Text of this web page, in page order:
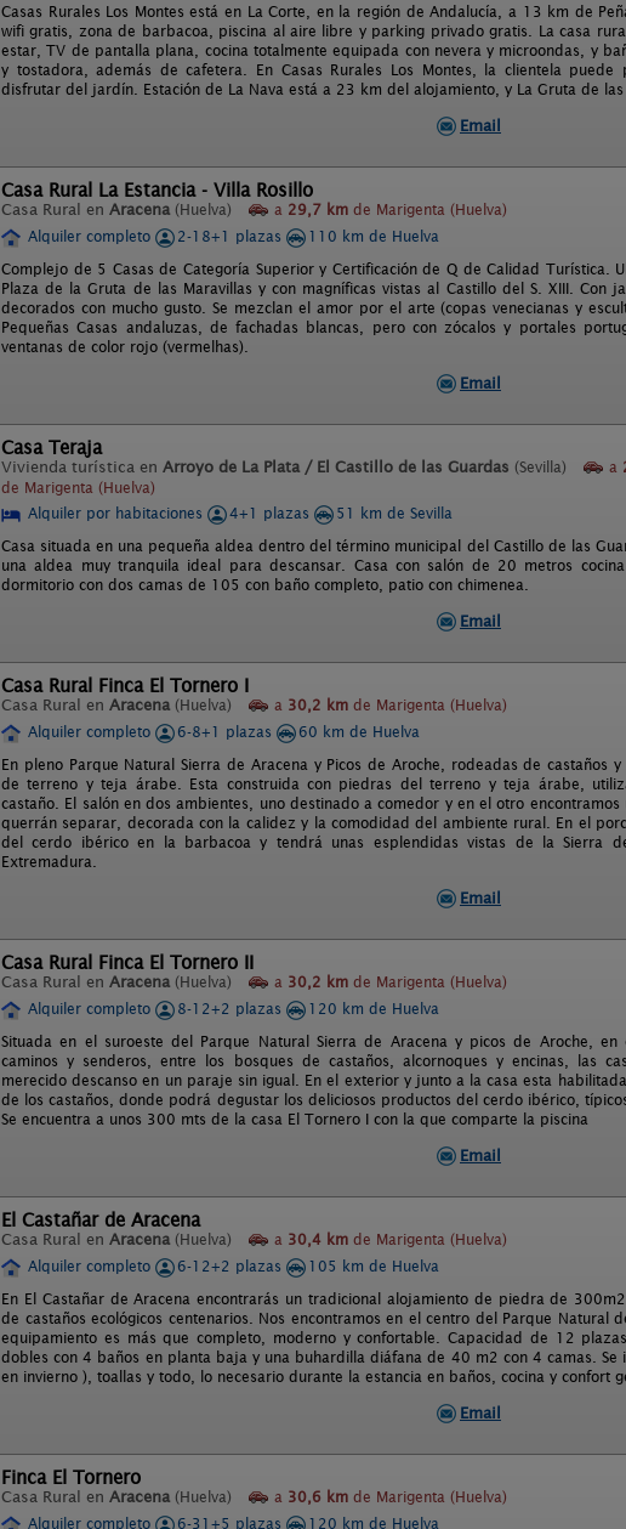
Casas Rurales Los Montes está en La Corte, en la región de Andalucía, a 13 km de
wifi gratis, zona de barbacoa, piscina al aire libre y parking privado gratis. La casa
estar, TV de pantalla plana, cocina totalmente equipada con nevera y microondas, y
y tostadora, además de cafetera. En Casas Rurales Los Montes, la clientela
disfrutar del jardín. Estación de La Nava está a 23 km del alojamiento, y La Gruta de las
Email
Casa Rural La Estancia - Villa Rosillo
Casa Rural en Aracena (Huelva) a 29,7 km de Marigenta (Huelva)
Alquiler completo
2-18+1 plazas
110 km de Huelva
Complejo de 5 Casas de Categoría Superior y Certificación de Q de Calidad Turística.
Plaza de la Gruta de las Maravillas y con magníficas vistas al Castillo del S. XIII. Con
decorados con mucho gusto. Se mezclan el amor por el arte (copas venecianas y
Pequeñas Casas andaluzas, de fachadas blancas, pero con zócalos y portales
ventanas de color rojo (vermelhas).
Email
Casa Teraja
Vivienda turística en Arroyo de La Plata / El Castillo de las Guardas (Sevilla) a
de Marigenta (Huelva)
Alquiler por habitaciones 4+1 plazas
51 km de Sevilla
Casa situada en una pequeña aldea dentro del término municipal del Castillo de las
una aldea muy tranquila ideal para descansar. Casa con salón de 20 metros
dormitorio con dos camas de 105 con baño completo, patio con chimenea.
Email
Casa Rural Finca El Tornero I
Casa Rural en Aracena (Huelva) a 30,2 km de Marigenta (Huelva)
Alquiler completo
6-8+1 plazas
60 km de Huelva
En pleno Parque Natural Sierra de Aracena y Picos de Aroche, rodeadas de castaños
de terreno y teja árabe. Esta construida con piedras del terreno y teja árabe,
castaño. El salón en dos ambientes, uno destinado a comedor y en el otro
querrán separar, decorada con la calidez y la comodidad del ambiente rural. En el
del cerdo ibérico en la barbacoa y tendrá unas esplendidas vistas de la Sierra
Extremadura.
Email
Casa Rural Finca El Tornero II
Casa Rural en Aracena (Huelva) a 30,2 km de Marigenta (Huelva)
Alquiler completo
8-12+2 plazas
120 km de Huelva
Situada en el suroeste del Parque Natural Sierra de Aracena y picos de Aroche,
caminos y senderos, entre los bosques de castaños, alcornoques y encinas, las
merecido descanso en un paraje sin igual. En el exterior y junto a la casa esta
de los castaños, donde podrá degustar los deliciosos productos del cerdo ibérico,
Se encuentra a unos 300 mts de la casa El Tornero I con la que comparte la piscina
Email
El Castañar de Aracena
Casa Rural en Aracena (Huelva) a 30,4 km de Marigenta (Huelva)
Alquiler completo
6-12+2 plazas
105 km de Huelva
En El Castañar de Aracena encontrarás un tradicional alojamiento de piedra de
de castaños ecológicos centenarios. Nos encontramos en el centro del Parque Natural
equipamiento es más que completo, moderno y confortable. Capacidad de 12
dobles con 4 baños en planta baja y una buhardilla diáfana de 40 m2 con 4 camas. Se
en invierno ), toallas y todo, lo necesario durante la estancia en baños, cocina y confort
Email
Finca El Tornero
Casa Rural en Aracena (Huelva) a 30,6 km de Marigenta (Huelva)
Alquiler completo
6-31+5 plazas 120 km de Huelva